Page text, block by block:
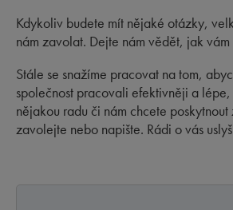
Kdykoliv budete mít nějaké otázky,
nám zavolat. Dejte nám vědět, jak
Stále se snažíme pracovat na tom,
společnost pracovali efektivněji a
nějakou radu či nám chcete
zavolejte nebo napište. Rádi o vás